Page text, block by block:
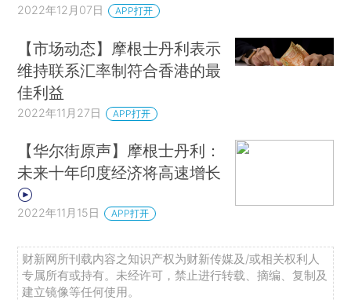
2022年12月07日 APP打开
【市场动态】摩根士丹利表示
维持联系汇率制符合香港的最
佳利益
2022年11月27日 APP打开
【华尔街原声】摩根士丹利：
未来十年印度经济将高速增长
2022年11月15日 APP打开
财新网所刊载内容之知识产权为财新传媒及/或相关权利人
专属所有或持有。未经许可，禁止进行转载、摘编、复制及
建立镜像等任何使用。